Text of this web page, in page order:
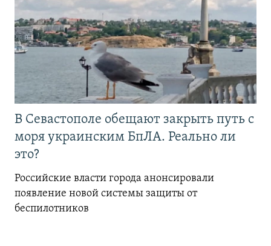
В Севастополе обещают закрыть путь с
моря украинским БпЛА. Реально ли
это?
Российские власти города анонсировали
появление новой системы защиты от
беспилотников